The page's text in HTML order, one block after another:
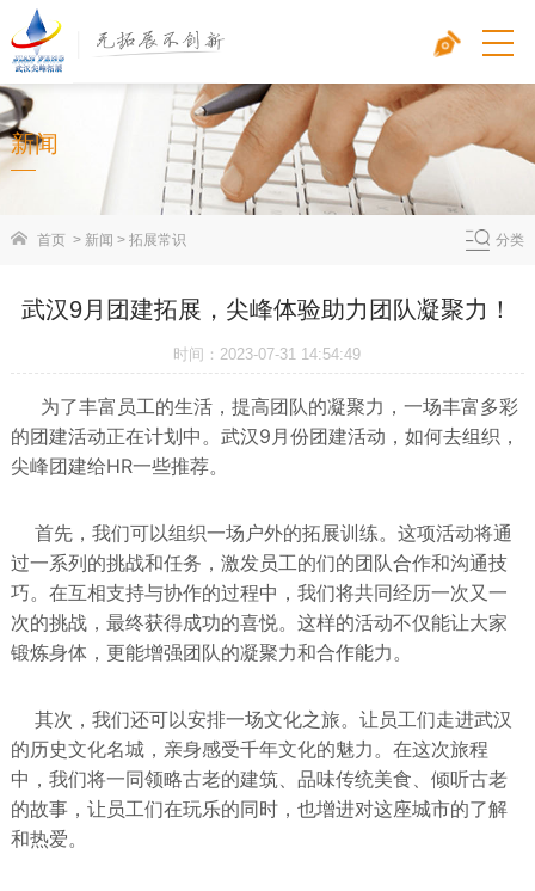
新闻
首页> 新闻 > 拓展常识 分类
武汉9月团建拓展，尖峰体验助力团队凝聚力！
时间：2023-07-31 14:54:49
为了丰富员工的生活，提高团队的凝聚力，一场丰富多彩
的团建活动正在计划中。武汉9月份团建活动，如何去组织，
尖峰团建给HR一些推荐。
首先，我们可以组织一场户外的拓展训练。这项活动将通
过一系列的挑战和任务，激发员工的们的团队合作和沟通技
巧。在互相支持与协作的过程中，我们将共同经历一次又一
次的挑战，最终获得成功的喜悦。这样的活动不仅能让大家
锻炼身体，更能增强团队的凝聚力和合作能力。
其次，我们还可以安排一场文化之旅。让员工们走进武汉
的历史文化名城，亲身感受千年文化的魅力。在这次旅程
中，我们将一同领略古老的建筑、品味传统美食、倾听古老
的故事，让员工们在玩乐的同时，也增进对这座城市的了解
和热爱。